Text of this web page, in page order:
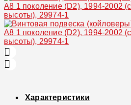
Характеристики